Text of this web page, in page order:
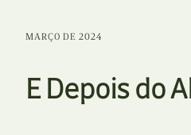
MARÇO DE 2024
E Depois do